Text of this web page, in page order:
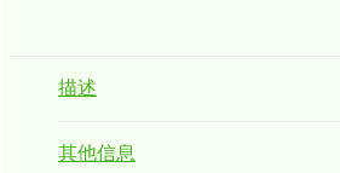
描述
其他信息